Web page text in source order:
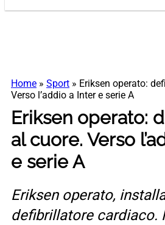
Home » Sport » Eriksen operato:
Verso l’addio a Inter e serie A
Eriksen operato:
al cuore. Verso
e serie A
Eriksen operato,
defibrillatore cardiaco.